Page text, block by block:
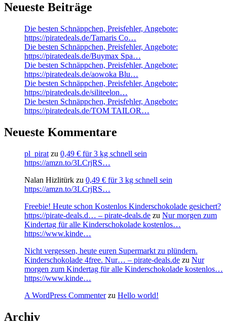
Neueste Beiträge
Die besten Schnäppchen, Preisfehler, Angebote:
https://piratedeals.de/Tamaris Co…
Die besten Schnäppchen, Preisfehler, Angebote:
https://piratedeals.de/Buymax Spa…
Die besten Schnäppchen, Preisfehler, Angebote:
https://piratedeals.de/aowoka Blu…
Die besten Schnäppchen, Preisfehler, Angebote:
https://piratedeals.de/siliteelon…
Die besten Schnäppchen, Preisfehler, Angebote:
https://piratedeals.de/TOM TAILOR…
Neueste Kommentare
pl_pirat zu 0,49 € für 3 kg schnell sein
https://amzn.to/3LCrjRS…
Nalan Hizlitürk zu 0,49 € für 3 kg schnell sein
https://amzn.to/3LCrjRS…
Freebie! Heute schon Kostenlos Kinderschokolade gesichert?
https://pirate-deals.d… – pirate-deals.de zu Nur morgen zum
Kindertag für alle Kinderschokolade kostenlos…
https://www.kinde…
Nicht vergessen, heute euren Supermarkt zu plündern.
Kinderschokolade 4free. Nur… – pirate-deals.de zu Nur
morgen zum Kindertag für alle Kinderschokolade kostenlos…
https://www.kinde…
A WordPress Commenterzu Hello world!
Archiv